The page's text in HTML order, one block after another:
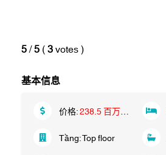
5/5 (3votes)
基本信息
价格:238.5 百万 VND/月
Tầng:Top floor